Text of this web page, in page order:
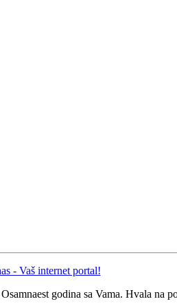
godina sa Vama. Hvala na